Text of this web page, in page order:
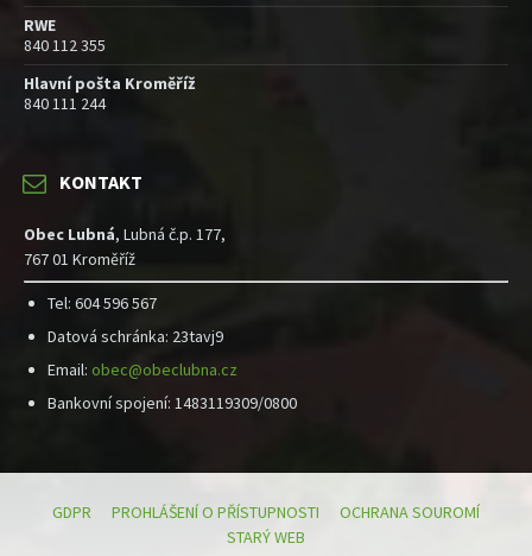
RWE
840 112 355
Hlavní pošta Kroměříž
840 111 244
KONTAKT
Obec Lubná, Lubná č.p. 177,
767 01 Kroměříž
Tel: 604 596 567
Datová schránka: 23tavj9
Email: obec@obeclubna.cz
Bankovní spojení: 1483119309/0800
GDPR PROHLÁŠENÍ O PŘÍSTUPNOSTI
OCHRANA SOUROMÍ
STARÝ WEB